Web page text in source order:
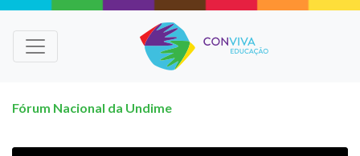
Fórum Nacional da Undime